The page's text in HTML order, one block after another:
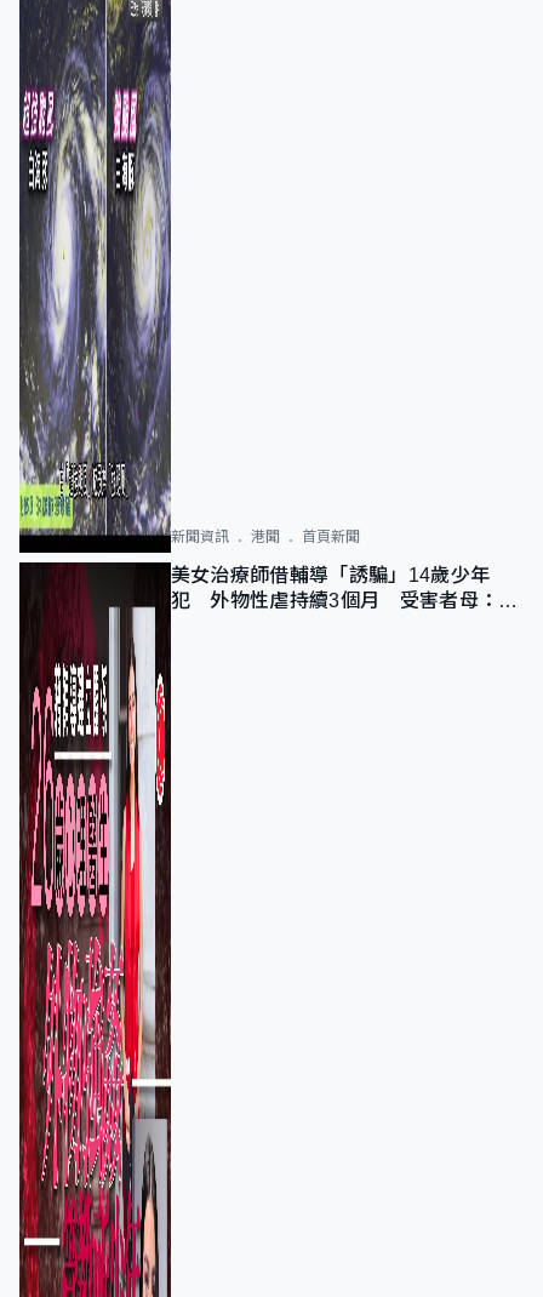
新聞資訊 港聞 首頁新聞
美女治療師借輔導「誘騙」14歲少年
犯 外物性虐持續3個月 受害者母：要